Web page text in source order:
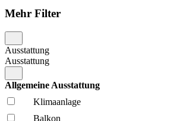
Mehr Filter
Ausstattung
Ausstattung
Allgemeine Ausstattung
Klima­anlage
Balkon